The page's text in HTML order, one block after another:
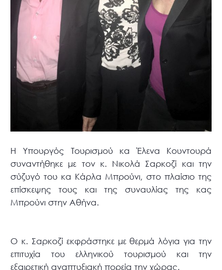
Η Υπουργός Τουρισμού κα Έλενα Κουντουρά
συναντήθηκε με τον κ. Νικολά Σαρκοζί και την
σύζυγό του κα Κάρλα Μπρούνι, στο πλαίσιο της
επίσκεψης τους και της συναυλίας της κας
Μπρούνι στην Αθήνα.
Ο κ. Σαρκοζί εκφράστηκε με θερμά λόγια για την
επιτυχία του ελληνικού τουρισμού και την
εξαιρετική αναπτυξιακή πορεία την χώρας.